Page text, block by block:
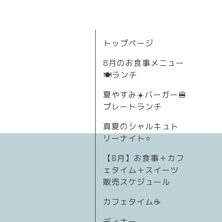
トップページ
8月のお食事メニュー
🍽ランチ
夏やすみ☀️バーガー🍔
プレートランチ
真夏のシャルキュト
リーナイト⭐
【8月】お食事＋カフ
ェタイム＋スイーツ
販売スケジュール
カフェタイム☕️